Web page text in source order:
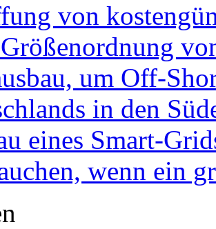
von
um Off-
in den
eines Smart-
wenn ein